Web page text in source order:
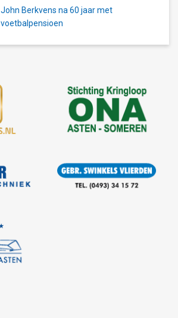
John Berkvens na 60 jaar met
voetbalpensioen